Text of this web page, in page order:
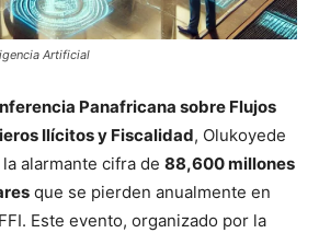
Artificial
Panafricana sobre Flujos
Ilícitos y Fiscalidad, Olukoyede
alarmante cifra de 88,600 millones
que se pierden anualmente en
Este evento, organizado por la